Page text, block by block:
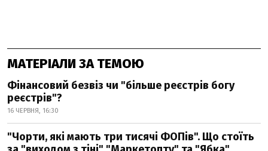
МАТЕРІАЛИ ЗА ТЕМОЮ
Фінансовий безвіз чи "більше реєстрів богу
реєстрів"?
16 ЧЕРВНЯ, 16:30
"Чорти, які мають три тисячі ФОПів". Що стоїть